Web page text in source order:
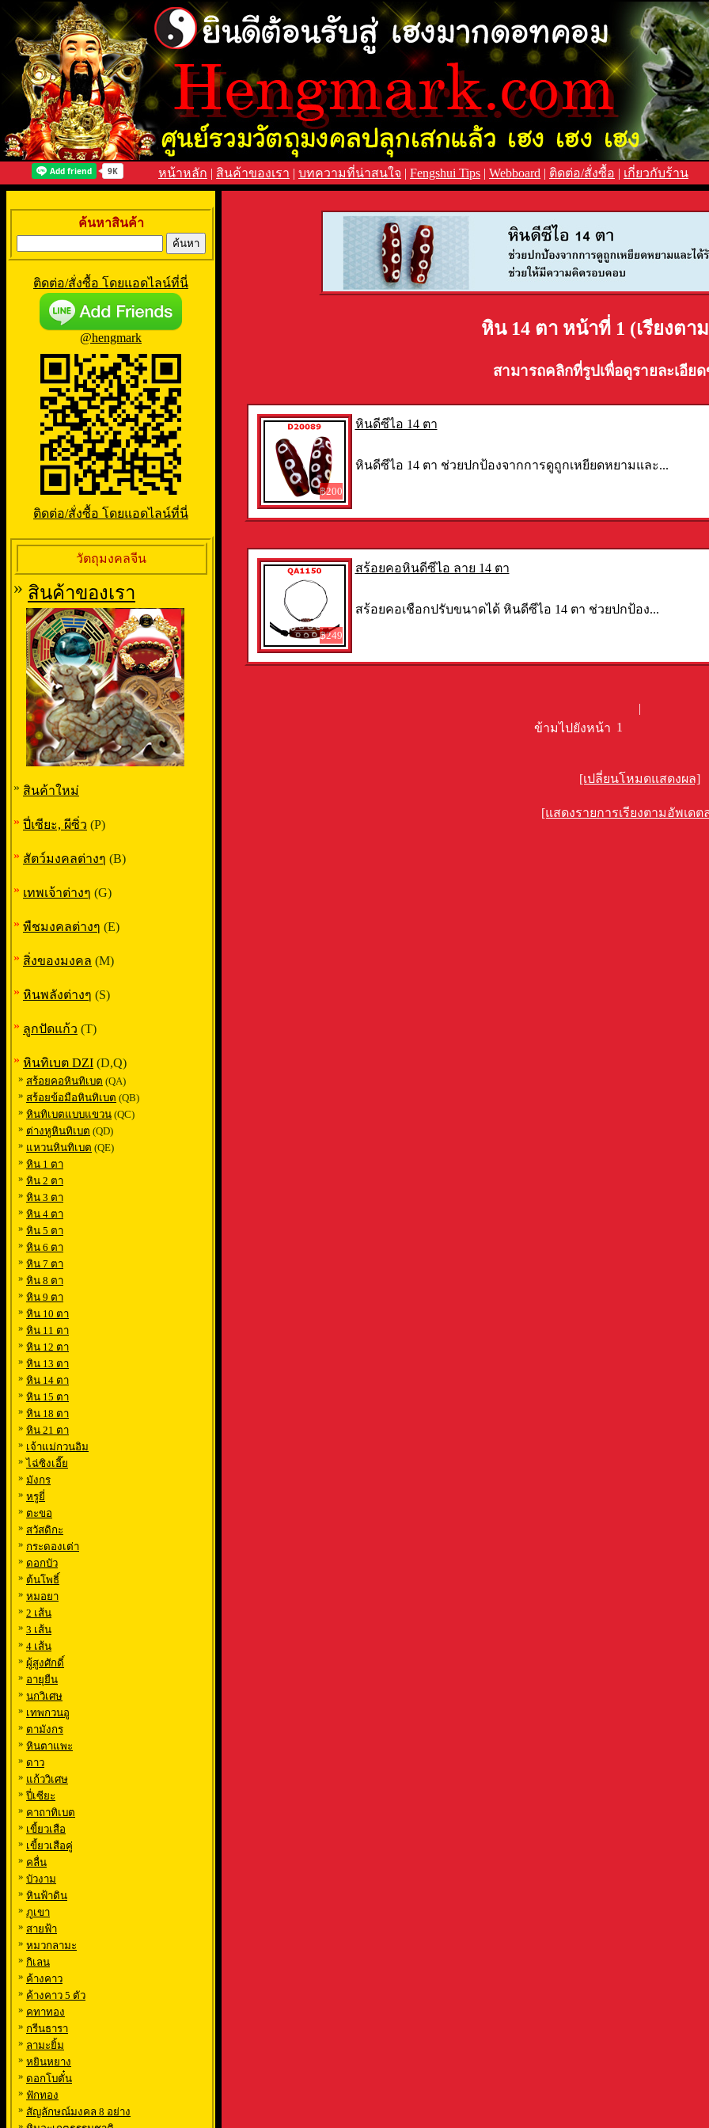
หน้าหลัก | สินค้าของเรา | บทความที่น่าสนใจ | Fengshui Tips | Webboard | ติดต่อ/สั่งซื้อ | เกี่ยวกับร้าน
ค้นหาสินค้า
ติดต่อ/สั่งซื้อ โดยแอดไลน์ที่นี่
@hengmark
ติดต่อ/สั่งซื้อ โดยแอดไลน์ที่นี่
วัตถุมงคลจีน
» สินค้าของเรา
» สินค้าใหม่
» ปี่เซียะ, ผีซิ่ว (P)
» สัตว์มงคลต่างๆ (B)
» เทพเจ้าต่างๆ (G)
» พืชมงคลต่างๆ (E)
» สิ่งของมงคล (M)
» หินพลังต่างๆ (S)
» ลูกปัดแก้ว (T)
» หินทิเบต DZI (D,Q)
» สร้อยคอหินทิเบต (QA)
» สร้อยข้อมือหินทิเบต (QB)
» หินทิเบตแบบแขวน (QC)
» ต่างหูหินทิเบต (QD)
» แหวนหินทิเบต (QE)
» หิน 1 ตา
» หิน 2 ตา
» หิน 3 ตา
» หิน 4 ตา
» หิน 5 ตา
» หิน 6 ตา
» หิน 7 ตา
» หิน 8 ตา
» หิน 9 ตา
» หิน 10 ตา
» หิน 11 ตา
» หิน 12 ตา
» หิน 13 ตา
» หิน 14 ตา
» หิน 15 ตา
» หิน 18 ตา
» หิน 21 ตา
» เจ้าแม่กวนอิม
»ไฉ่ซิงเอี๊ย
» มังกร
» หรูยี่
» ตะขอ
» สวัสดิกะ
» กระดองเต่า
» ดอกบัว
» ต้นโพธิ์
» หมอยา
» 2 เส้น
» 3 เส้น
» 4 เส้น
» ผู้สูงศักดิ์
» อายุยืน
» นกวิเศษ
» เทพกวนอู
» ตามังกร
» หินตาแพะ
» ดาว
» แก้ววิเศษ
» ปี่เซียะ
» คาถาทิเบต
» เขี้ยวเสือ
» เขี้ยวเสือคู่
» คลื่น
» บัวงาม
» หินฟ้าดิน
» ภูเขา
» สายฟ้า
» หมวกลามะ
» กิเลน
» ค้างคาว
» ค้างคาว 5 ตัว
» คทาทอง
» กรีนธารา
» ลามะยิ้ม
» หยินหยาง
» ดอกโบตั๋น
» ฟักทอง
» สัญลักษณ์มงคล 8 อย่าง
หิน 14 ตา หน้าที่ 1 (เรียงตา
สามารถคลิกที่รูปเพื่อดูรายละเอีย
฿200
หินดีซีไอ 14 ตา
หินดีซีไอ 14 ตา ช่วยปกป้องจากการดูถูกเหยียดหยามและ...
฿249
สร้อยคอหินดีซีไอ ลาย 14 ตา
สร้อยคอเชือกปรับขนาดได้ หินดีซีไอ 14 ตา ช่วยปกป้อง...
|
ข้ามไปยังหน้า 1
[เปลี่ยนโหมดแสดงผล]
[แสดงรายการเรียงตามอัพเดต